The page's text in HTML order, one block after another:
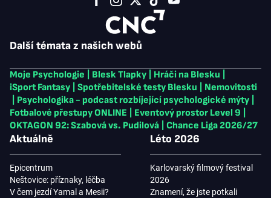
Další témata z našich webů
Moje Psychologie Blesk Tlapky Hráči na Blesku
iSport Fantasy
Spotřebitelské testy Blesku
Nemovitosti
Psychologika - podcast rozbíjející psychologické mýty
Fotbalové přestupy ONLINE
Eventový prostor Level 9
OKTAGON 92: Szabová vs. Pudilová
Chance Liga 2026/27
Aktuálně
Epicentrum
Neštovice: příznaky, léčba
V čem jezdí Yamal a Mesii?
Léto 2026
Karlovarský filmový festival
2026
Znamení, že jste potkali